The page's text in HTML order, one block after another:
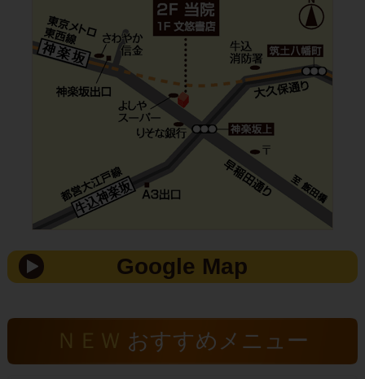
ます。
３）電子資格確認を利用して取得した診療情報
を、診察室で閲覧又は活用できる体制を有して
います。
４）電子処方せんを発行できる体制と電子カル
テ情報共有サービスを活用できる体制への取り
組みを実施しています。
５）マイナンバーカードの健康保険証利用促進
を行う等、医療DXを通じて質の高い医療を提供
できるように取り組んでいます。
６）診療で行った診療報酬の区分・項目の名称
書を無料で交付しています。またこれらの取り
組みについて院内にも掲示しご案内していま
Google Map
ＮＥＷ おすすめメニュー